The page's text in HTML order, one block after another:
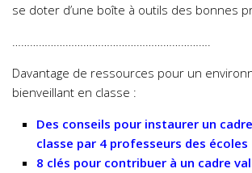
se doter d’une boîte à outils des bonnes
………………………………………………………….
Davantage de ressources pour un
bienveillant en classe :
Des conseils pour instaurer un
classe par 4 professeurs des écoles
8 clés pour contribuer à un cadre